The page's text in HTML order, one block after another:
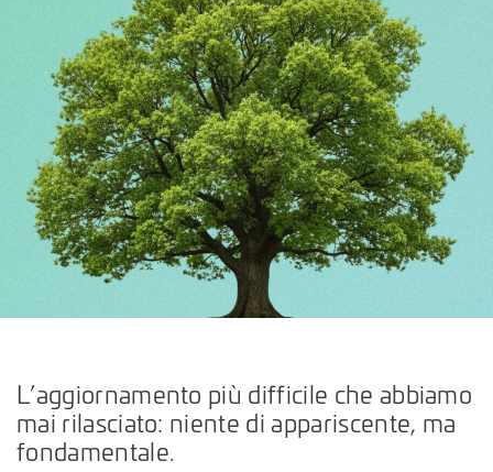
L’aggiornamento più difficile che abbiamo
mai rilasciato: niente di appariscente, ma
fondamentale.